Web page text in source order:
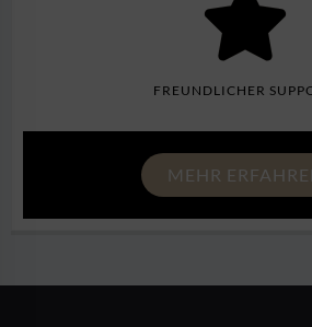
FREUNDLICHER
MEHR